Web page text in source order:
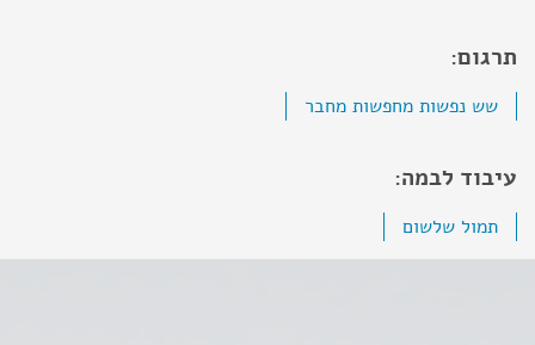
תרגום:
שש נפשות מחפשות מחבר
עיבוד לבמה:
תמול שלשום